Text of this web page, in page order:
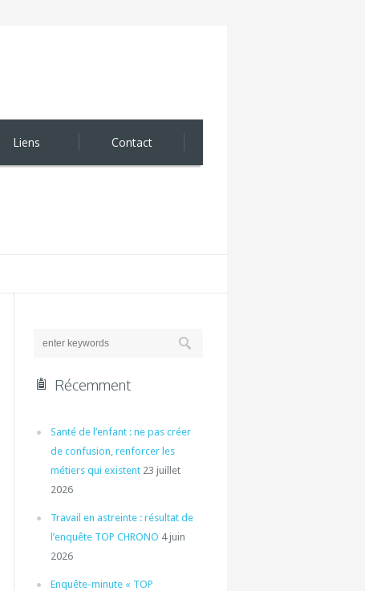
Liens Contact
Récemment
Santé de l’enfant : ne pas créer
de confusion, renforcer les
métiers qui existent 23 juillet
2026
Travail en astreinte : résultat de
l’enquête TOP CHRONO 4 juin
2026
Enquête-minute « TOP